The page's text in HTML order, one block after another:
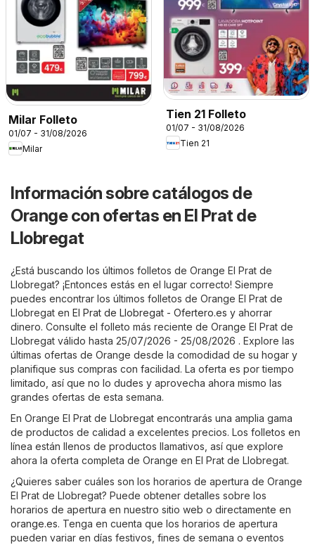
Milar Folleto
01/07 - 31/08/2026
Milar
Tien 21 Folleto
01/07 - 31/08/2026
Tien 21
Información sobre catálogos de
Orange con ofertas en El Prat de
Llobregat
¿Está buscando los últimos folletos de Orange El Prat de
Llobregat? ¡Entonces estás en el lugar correcto! Siempre
puedes encontrar los últimos folletos de Orange El Prat de
Llobregat en El Prat de Llobregat - Ofertero.es y ahorrar
dinero. Consulte el folleto más reciente de Orange El Prat de
Llobregat válido hasta 25/07/2026 - 25/08/2026 . Explore las
últimas ofertas de Orange desde la comodidad de su hogar y
planifique sus compras con facilidad. La oferta es por tiempo
limitado, así que no lo dudes y aprovecha ahora mismo las
grandes ofertas de esta semana.
En Orange El Prat de Llobregat encontrarás una amplia gama
de productos de calidad a excelentes precios. Los folletos en
línea están llenos de productos llamativos, así que explore
ahora la oferta completa de Orange en El Prat de Llobregat.
¿Quieres saber cuáles son los horarios de apertura de Orange
El Prat de Llobregat? Puede obtener detalles sobre los
horarios de apertura en nuestro sitio web o directamente en
orange.es. Tenga en cuenta que los horarios de apertura
pueden variar en días festivos, fines de semana o eventos